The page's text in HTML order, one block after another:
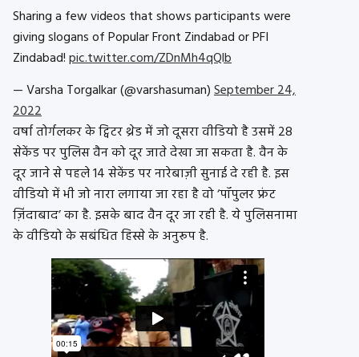
Sharing a few videos that shows participants were
giving slogans of Popular Front Zindabad or PFI
Zindabad!pic.twitter.com/ZDnMh4qQlb
— Varsha Torgalkar (@varshasuman)September 24,
2022
वर्षा तोर्गलकर के ट्विटर थ्रेड में जो दूसरा वीडियो है उसमें 28
सेकेंड पर पुलिस वैन को दूर जाते देखा जा सकता है. वैन के
दूर जाने से पहले 14 सेकेंड पर नारेबाज़ी सुनाई दे रही है. इस
वीडियो में भी जो नारा लगाया जा रहा है वो ‘पॉपुलर फ्रंट
ज़िंदाबाद’ का है. इसके बाद वैन दूर जा रही है. ये पुलिसनामा
के वीडियो के सबंधित हिस्से के अनुरूप है.